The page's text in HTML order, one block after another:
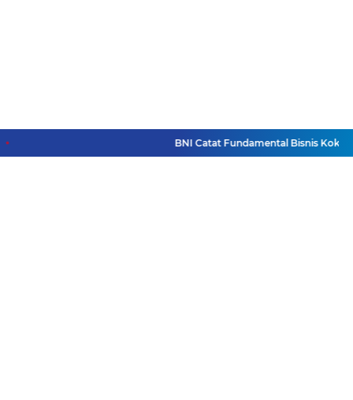
BNI Catat Fundamental Bisnis Kokoh